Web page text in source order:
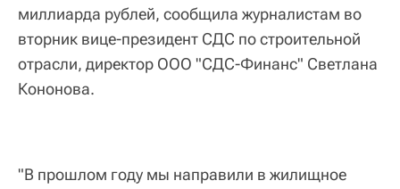
миллиарда рублей, сообщила журналистам во
вторник вице-президент СДС по строительной
отрасли, директор ООО "СДС-Финанс" Светлана
Кононова.
"В прошлом году мы направили в жилищное